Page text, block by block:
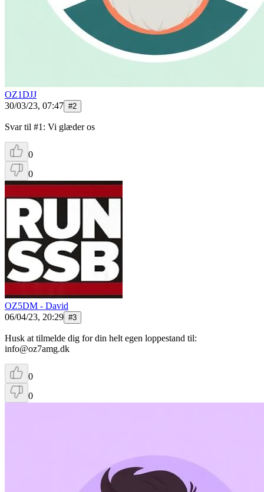
OZ1DJJ
30/03/23, 07:47 #2
Svar til #1: Vi glæder os
0
0
OZ5DM - David
06/04/23, 20:29 #3
Husk at tilmelde dig for din helt egen loppestand til:
info@oz7amg.dk
0
0